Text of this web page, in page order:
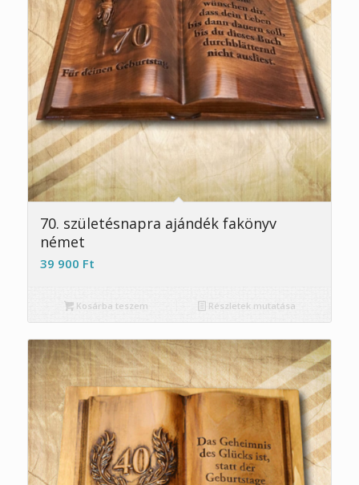
5.00
70. születésnapra ajándék fakönyv
német
39 900 Ft
Kosárba teszem Részletek mutatása